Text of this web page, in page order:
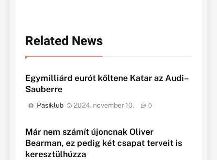
Related News
Egymilliárd eurót költene Katar az Audi–
Sauberre
Pasiklub 2024. november 10. 0
Már nem számít újoncnak Oliver
Bearman, ez pedig két csapat terveit is
keresztülhúzza